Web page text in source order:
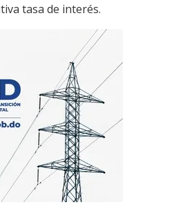
tasa de interés.